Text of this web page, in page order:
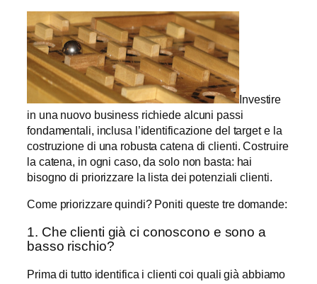
Investire
in una nuovo business richiede alcuni passi
fondamentali, inclusa l’identificazione del target e la
costruzione di una robusta catena di clienti. Costruire
la catena, in ogni caso, da solo non basta: hai
bisogno di priorizzare la lista dei potenziali clienti.
Come priorizzare quindi? Poniti queste tre domande:
1. Che clienti già ci conoscono e sono a
basso rischio?
Prima di tutto identifica i clienti coi quali già abbiamo